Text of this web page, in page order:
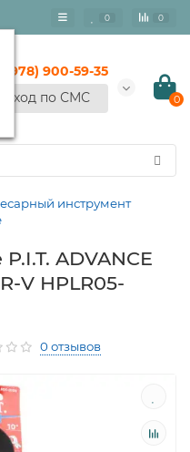
0 0
(978) 900-59-35
Вход по СМС
0
инструмент
ADVANCE
V HPLR05-
0 отзывов